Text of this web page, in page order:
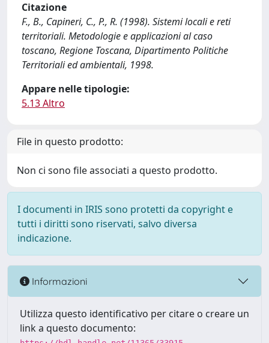
Citazione
F., B., Capineri, C., P., R. (1998). Sistemi locali e reti
territoriali. Metodologie e applicazioni al caso
toscano, Regione Toscana, Dipartimento Politiche
Territoriali ed ambientali, 1998.
Appare nelle tipologie:
5.13 Altro
File in questo prodotto:
Non ci sono file associati a questo prodotto.
I documenti in IRIS sono protetti da copyright e
tutti i diritti sono riservati, salvo diversa
indicazione.
Informazioni
Utilizza questo identificativo per citare o creare un
link a questo documento: